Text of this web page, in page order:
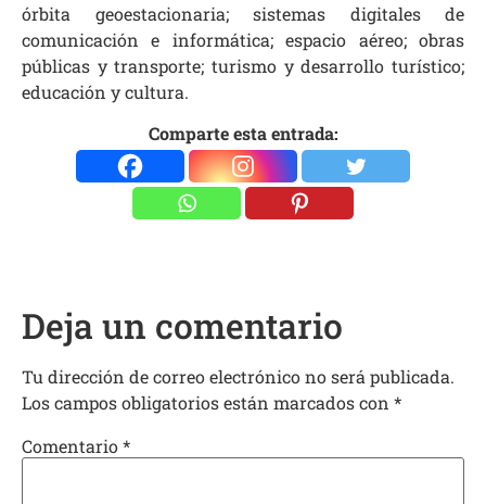
órbita geoestacionaria; sistemas digitales de
comunicación e informática; espacio aéreo; obras
públicas y transporte; turismo y desarrollo turístico;
educación y cultura.
Comparte esta entrada:
Deja un comentario
Tu dirección de correo electrónico no será publicada.
Los campos obligatorios están marcados con *
Comentario*